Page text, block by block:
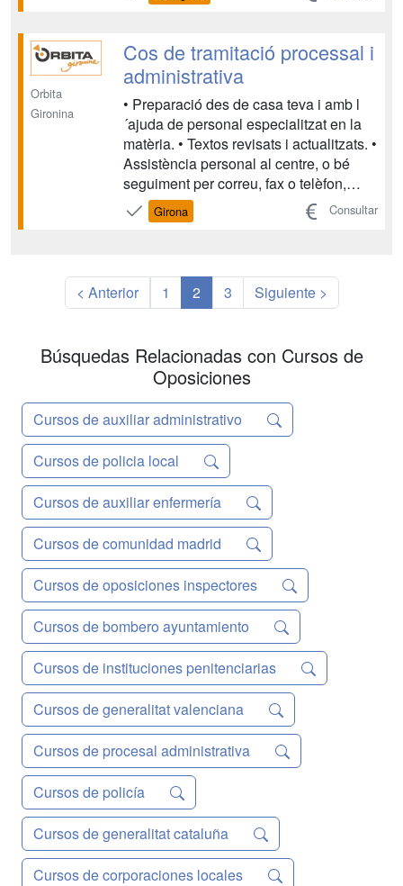
instrucciones recibidas del superior
administrativas elementales con
instrucciones recibidas o normas
existentes....
Orbita
Gironina
Cos de tramitació processal i
administrativa
• Preparació des de casa teva i amb l
´ajuda de personal especialitzat en la
matèria. • Textos revisats i actualitzats. •
Assistència personal al centre, o bé
seguiment per correu, fax o telèfon,
durant tot el període de formació,
resolent tots els dubtes que puguin
Girona Consultar
< Anterior 1 2 3 Siguiente >
Búsquedas Relacionadas con Cursos de
Oposiciones
Cursos de auxiliar administrativo
Cursos de policia local
Cursos de auxiliar enfermería
Cursos de comunidad madrid
Cursos de oposiciones inspectores
Cursos de bombero ayuntamiento
Cursos de instituciones penitenciarias
Cursos de generalitat valenciana
Cursos de procesal administrativa
Cursos de policía
Cursos de generalitat cataluña
Cursos de corporaciones locales